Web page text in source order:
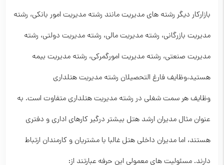
بازارکار دیگر رشته های مدیریت مانند رشته مدیریت امور بانکی، رشته
مدیریت بازرگانی، رشته مدیریت مالی، رشته مدیریت دولتی، رشته
مدیریت صنعتی، رشته مدیریت امورگمرکی، رشته مدیریت بیمه
هستید،وظایف فارغ التحصیلان رشته مدیریت هتلداری
وظایف هر سمت شغلی در رشته مدیریت هتلداری متفاوت است. به
عنوان مثال مدیران ارشد هتل بیشتر درگیر کارهای اداری و دفتری
هستند، اما مدیران داخلی هتل غالبا با مشتریان و کارمندان ارتباط
دارند. مسئولیت های معمولی این حرفه عبارتند از: